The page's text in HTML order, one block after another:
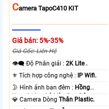
CAmera TapoC410 KIT
Giá bán: 5%-35%
Giá Gốc: Liên Hệ
👁️‍🗨 Độ Phân giải :2K Lite .
⚜️ Tích hợp công nghệ : IP Wifi.
🌛 Hình ảnh ban đêm : Hồng
Ngoại 10m Có Màu Ban Ðêm.
💎 Camera DòngThân Plastic.